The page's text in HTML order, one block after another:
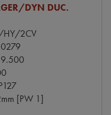
DYN DUC.
HY/2CV
[PW 1]